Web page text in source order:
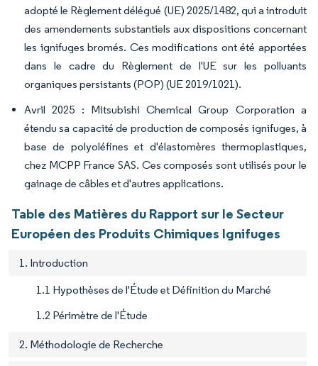
adopté le Règlement délégué (UE) 2025/1482, qui a introduit
des amendements substantiels aux dispositions concernant
les ignifuges bromés. Ces modifications ont été apportées
dans le cadre du Règlement de l'UE sur les polluants
organiques persistants (POP) (UE 2019/1021).
Avril 2025 : Mitsubishi Chemical Group Corporation a
étendu sa capacité de production de composés ignifuges, à
base de polyoléfines et d'élastomères thermoplastiques,
chez MCPP France SAS. Ces composés sont utilisés pour le
gainage de câbles et d'autres applications.
Table des Matières du Rapport sur le Secteur
Européen des Produits Chimiques Ignifuges
1. Introduction
1.1 Hypothèses de l'Étude et Définition du Marché
1.2 Périmètre de l'Étude
2. Méthodologie de Recherche